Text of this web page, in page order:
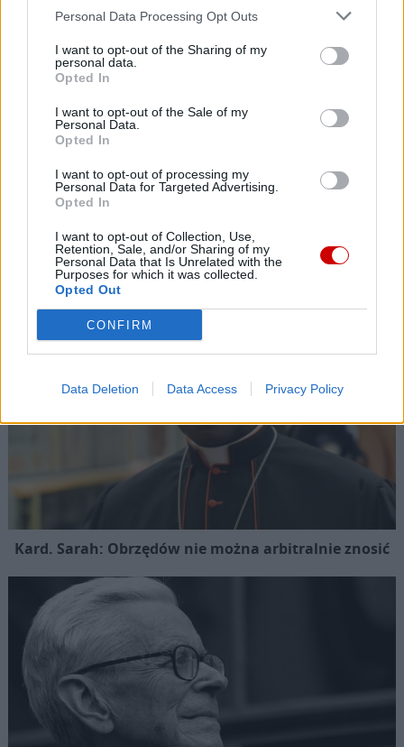
Personal Data Processing Opt Outs
I want to opt-out of the Sharing of my
personal data.
Opted In
I want to opt-out of the Sale of my
Personal Data.
Opted In
I want to opt-out of processing my
Personal Data for Targeted Advertising.
Opted In
I want to opt-out of Collection, Use,
Retention, Sale, and/or Sharing of my
Personal Data that Is Unrelated with the
Purposes for which it was collected.
Opted Out
CONFIRM
Data Deletion Data Access Privacy Policy
07 sierpnia 2026 | 23:10
przyjeżdżają z gotowymi odpowiedziami
07 sierpnia 2026 | 22:47
Narodowy Bank Ukrainy wyemituje monetę upamiętniającą Jana
Popularne
Kard. Sarah: Obrzędów nie można arbitralnie znosić